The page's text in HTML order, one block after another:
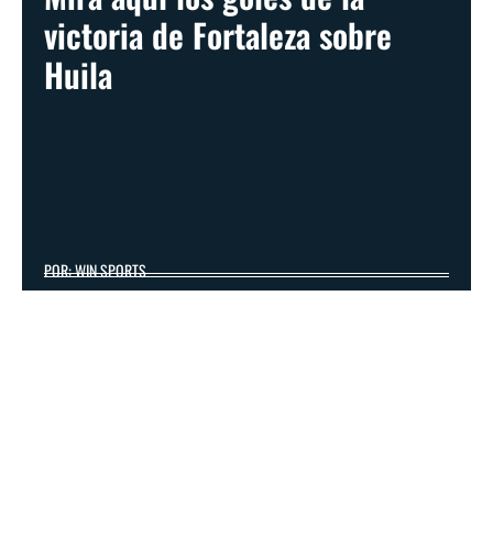
victoria de Fortaleza sobre
Huila
POR: WIN SPORTS